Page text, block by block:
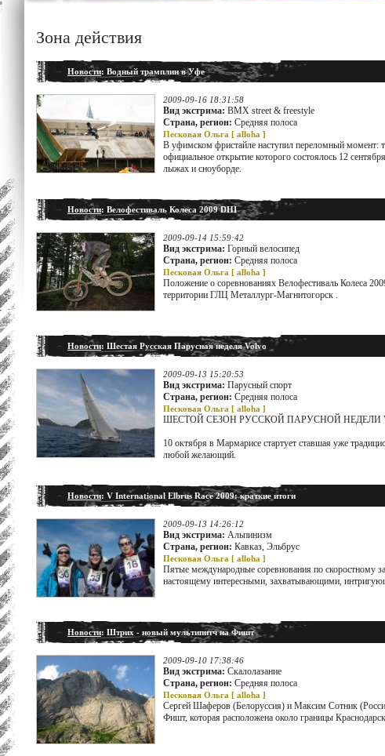
Зона действия
Новости: Водный трамплин в Уфе
2009-09-16 18:31:58
Вид экстрима: BMX street & freestyle
Страна, регион: Средняя полоса
Песковая Ольга [ alloha ]
В уфимском фристайле наступил переломный момент:
официальное открытие которого состоялось 12
лыжах и сноуборде.
Новости: Велофестиваль Колеса 2009 DHI
2009-09-14 15:59:42
Вид экстрима: Горный велосипед
Страна, регион: Средняя полоса
Песковая Ольга [ alloha ]
Положение о соревнованиях Велофестиваль Колеса
территории ГЛЦ Металлург-Магнитогорск .
Новости: Шестая Русская Парусная неделя Volvo
2009-09-13 15:20:53
Вид экстрима: Парусный спорт
Страна, регион: Средняя полоса
Песковая Ольга [ alloha ]
ШЕСТОЙ СЕЗОН РУССКОЙ ПАРУСНОЙ НЕДЕЛИ
10 октября в Мармарисе стартует ставшая уже
любой желающий.
Новости: V International Elbrus Race 2009: краткие итоги
2009-09-13 14:26:12
Вид экстрима: Альпинизм
Страна, регион: Кавказ, Эльбрус
Песковая Ольга [ alloha ]
Пятые международные соревнования по скоростному
настоящему интересными, захватывающими,
Новости: Штрих - новый мультипитч на Фишт
2009-09-10 17:38:46
Вид экстрима: Скалолазание
Страна, регион: Средняя полоса
Песковая Ольга [ alloha ]
Сергей Шаферов (Белоруссия) и Максим Сотник
Фишт, которая расположена около границы